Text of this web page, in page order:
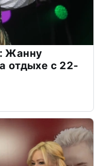
Жанну
отдыхе с 22-